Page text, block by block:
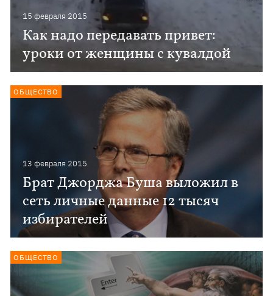
15 февраля 2015
Как надо передавать привет:
уроки от женщины с кувалдой
13 февраля 2015
Брат Джорджа Буша выложил в
сеть личные данные 12 тысяч
избирателей
ОБЩЕСТВО
ОБЩЕСТВО